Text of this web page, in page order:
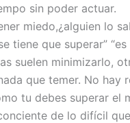
sin poder actuar.
miedo,¿alguien lo
tiene que superar”
suelen minimizarlo,
que temer. No hay
tu debes superar el
de lo difícil